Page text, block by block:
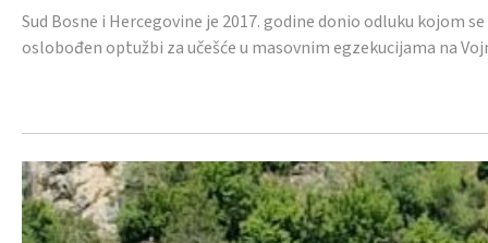
Sud Bosne i Hercegovine je 2017. godine donio odluku kojom
oslobođen optužbi za učešće u masovnim egzekucijama na